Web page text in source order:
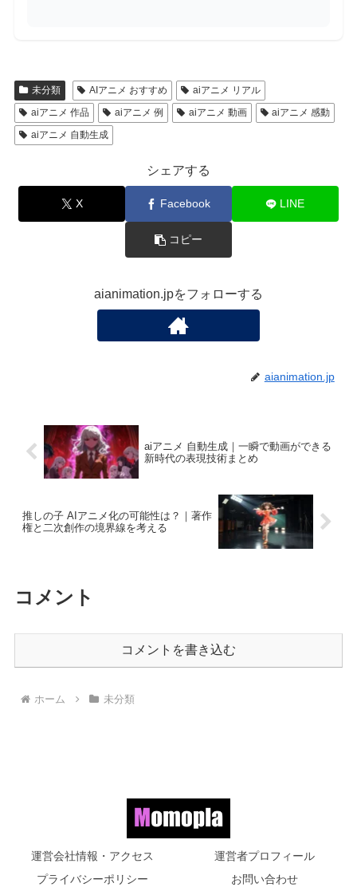
未分類 AIアニメ おすすめ
aiアニメ リアル
aiアニメ 作品
aiアニメ 例 aiアニメ 動画
aiアニメ 感動
aiアニメ 自動生成
シェアする
X Facebook LINE
コピー
aianimation.jpをフォローする
aianimation.jp
aiアニメ 自動生成｜一瞬で動画ができる
新時代の表現技術まとめ
推しの子 AIアニメ化の可能性は？｜著作
権と二次創作の境界線を考える
コメント
コメントを書き込む
ホーム 未分類
運営会社情報・アクセス
運営者プロフィール
プライバシーポリシー
お問い合わせ